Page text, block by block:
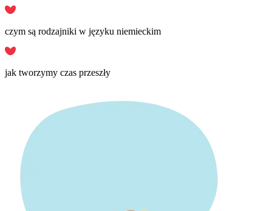
czym są rodzajniki w języku niemieckim
jak tworzymy czas przeszły